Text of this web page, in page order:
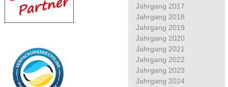
Jahrgang 2017
Jahrgang 2018
Jahrgang 2019
Jahrgang 2020
Jahrgang 2021
Jahrgang 2022
Jahrgang 2023
Jahrgang 2024